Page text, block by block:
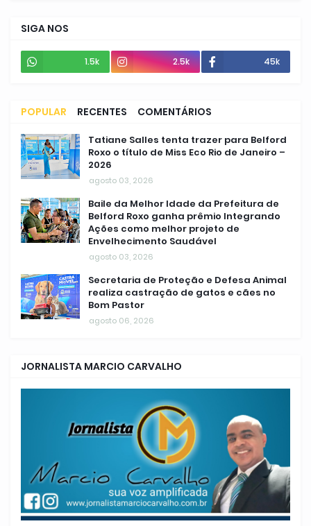
SIGA NOS
1.5k 2.5k 45k
POPULAR RECENTES COMENTÁRIOS
Tatiane Salles tenta trazer para Belford
Roxo o título de Miss Eco Rio de Janeiro –
2026
agosto 03, 2026
Baile da Melhor Idade da Prefeitura de
Belford Roxo ganha prêmio Integrando
Ações como melhor projeto de
Envelhecimento Saudável
agosto 03, 2026
Secretaria de Proteção e Defesa Animal
realiza castração de gatos e cães no
Bom Pastor
agosto 06, 2026
JORNALISTA MARCIO CARVALHO